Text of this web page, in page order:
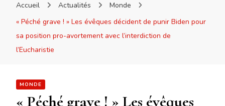
Accueil Actualités
Monde
« Péché grave ! » Les évêques décident de punir Biden pour
sa position pro-avortement avec l’interdiction de
l’Eucharistie
MONDE
« Péché grave ! » Les évêques